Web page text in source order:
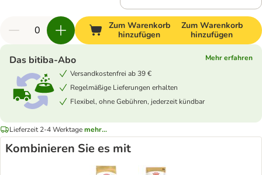
Zum Warenkorb
hinzufügen
Zum Warenkorb
hinzufügen
Das bitiba-Abo
Mehr erfahren
Versandkostenfrei ab 39 €
Regelmäßige Lieferungen erhalten
Flexibel, ohne Gebühren, jederzeit kündbar
Lieferzeit 2-4 Werktagemehr...
Kombinieren Sie es mit